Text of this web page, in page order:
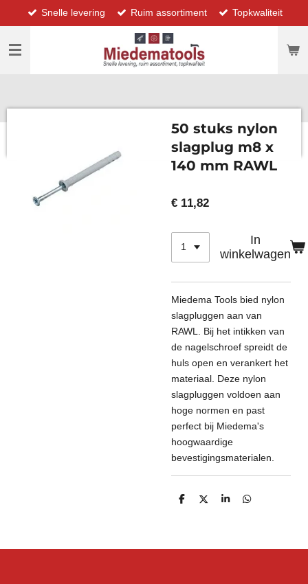
direct
naar
hoofdinhoud
Snelle levering Ruim assortiment Topkwaliteit
50 stuks nylon
slagplug m8 x
140 mm RAWL
€ 11,82
In
winkelwagen
Miedema Tools bied nylon
slagpluggen aan van
RAWL. Bij het intikken van
de nagelschroef spreidt de
huls open en verankert het
materiaal. Deze nylon
slagpluggen voldoen aan
hoge normen en past
perfect bij Miedema's
hoogwaardige
bevestigingsmaterialen.
D
D
S
D